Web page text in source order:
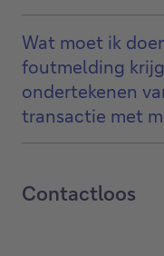
Wat moet ik
foutmelding
ondertekenen
transactie met
Contactloos